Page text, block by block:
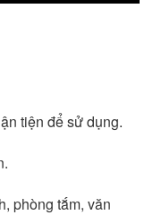
tiện để sử dụng.
phòng tắm, văn